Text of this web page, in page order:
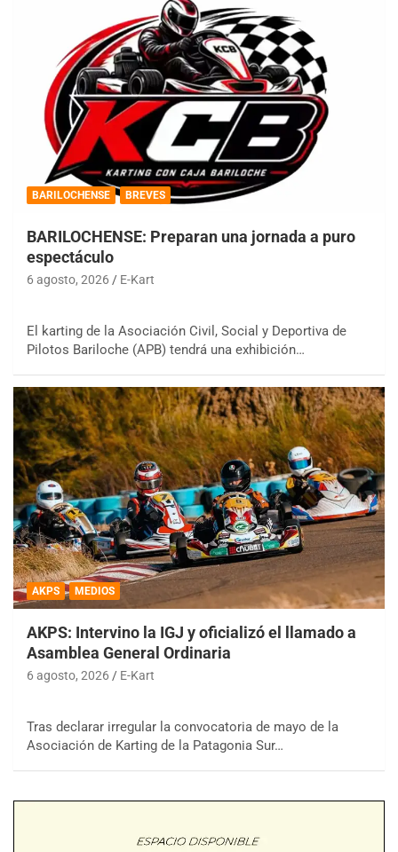
BARILOCHENSE BREVES
BARILOCHENSE: Preparan una jornada a puro
espectáculo
6 agosto, 2026 E-Kart
El karting de la Asociación Civil, Social y Deportiva de
Pilotos Bariloche (APB) tendrá una exhibición…
AKPS MEDIOS
AKPS: Intervino la IGJ y oficializó el llamado a
Asamblea General Ordinaria
6 agosto, 2026 E-Kart
Tras declarar irregular la convocatoria de mayo de la
Asociación de Karting de la Patagonia Sur…